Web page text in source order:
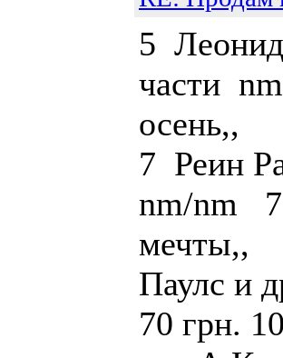
5
части
7 Реин
nm/nm
70 грн.